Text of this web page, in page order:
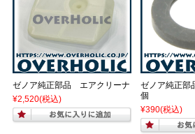
ゼノア純正部品 エアクリーナ
¥2,520(税込)
ゼノア純正
個
¥390(税込)